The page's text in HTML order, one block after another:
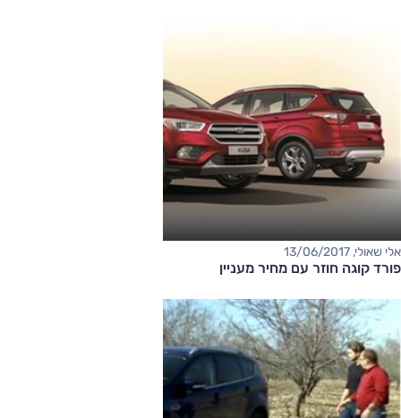
אלי שאולי, 13/06/2017
פורד קוגה חוזר עם מחיר מעניין